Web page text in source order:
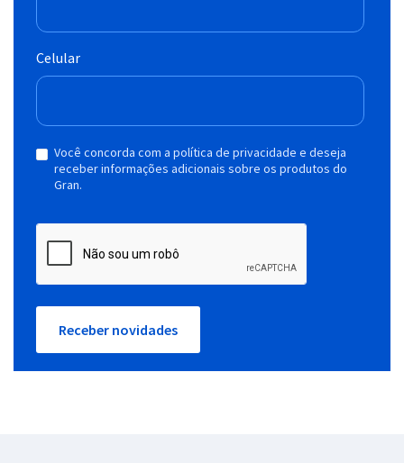
Celular
Você concorda com a política de privacidade e deseja
receber informações adicionais sobre os produtos do
Gran.
Receber novidades